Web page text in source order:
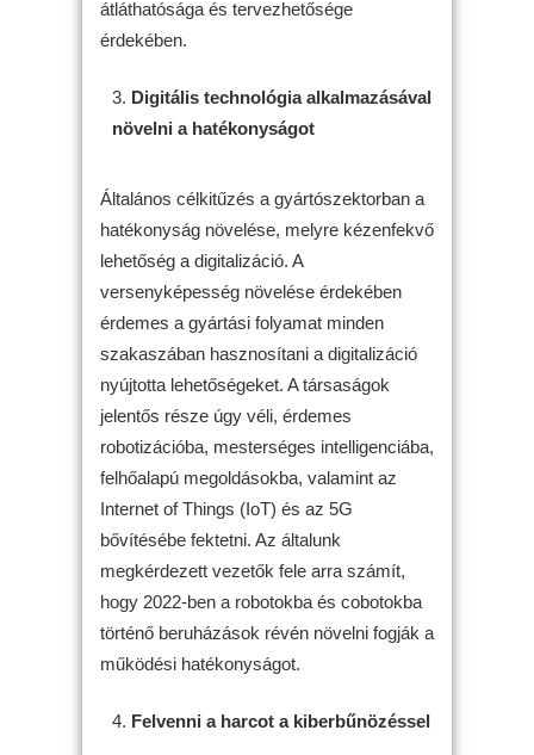
átláthatósága és tervezhetősége
érdekében.
Digitális technológia alkalmazásával
növelni a hatékonyságot
Általános célkitűzés a gyártószektorban a
hatékonyság növelése, melyre kézenfekvő
lehetőség a digitalizáció. A
versenyképesség növelése érdekében
érdemes a gyártási folyamat minden
szakaszában hasznosítani a digitalizáció
nyújtotta lehetőségeket. A társaságok
jelentős része úgy véli, érdemes
robotizációba, mesterséges intelligenciába,
felhőalapú megoldásokba, valamint az
Internet of Things (IoT) és az 5G
bővítésébe fektetni. Az általunk
megkérdezett vezetők fele arra számít,
hogy 2022-ben a robotokba és cobotokba
történő beruházások révén növelni fogják a
működési hatékonyságot.
Felvenni a harcot a kiberbűnözéssel